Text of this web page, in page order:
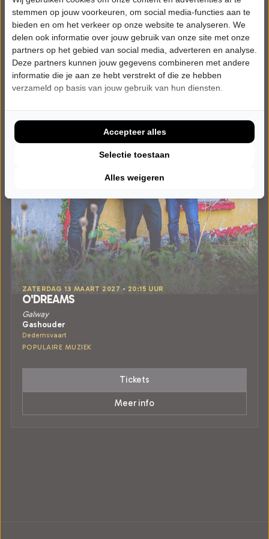
ZATERDAG 13 MAART 2027 • 20:15 UUR
O'DREAMS
Galway
Gashouder
Dedemsvaart
POPULAIRE MUZIEK
Tickets
Meer info
stemmen op jouw voorkeuren, om social media-functies aan te
bieden en om het verkeer op onze website te analyseren. We
delen ook informatie over jouw gebruik van onze site met onze
partners op het gebied van social media, adverteren en analyse.
Deze partners kunnen jouw gegevens combineren met andere
informatie die je aan ze hebt verstrekt of die ze hebben
verzameld op basis van jouw gebruik van hun diensten.
Alles weigeren
Selectie toestaan
Accepteer alles